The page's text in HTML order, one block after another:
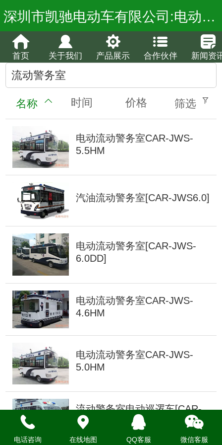
深圳市凯驰电动车有限公司:电动观光车厂家,电动巡逻车价格,电动老爷车报价,电动消防车,流动警务室
首页 关于我们 产品展示 合作伙伴 新闻资
流动警务室
名称 时间 价格 筛选
电动流动警务室CAR-JWS-
5.5HM
汽油流动警务室[CAR-JWS6.0]
电动流动警务室[CAR-JWS-
6.0DD]
电动流动警务室CAR-JWS-
4.6HM
电动流动警务室CAR-JWS-
5.0HM
流动警务室电动巡逻车[CAR-
JWS007A]
电话咨询 在线地图 QQ客服 微信客服